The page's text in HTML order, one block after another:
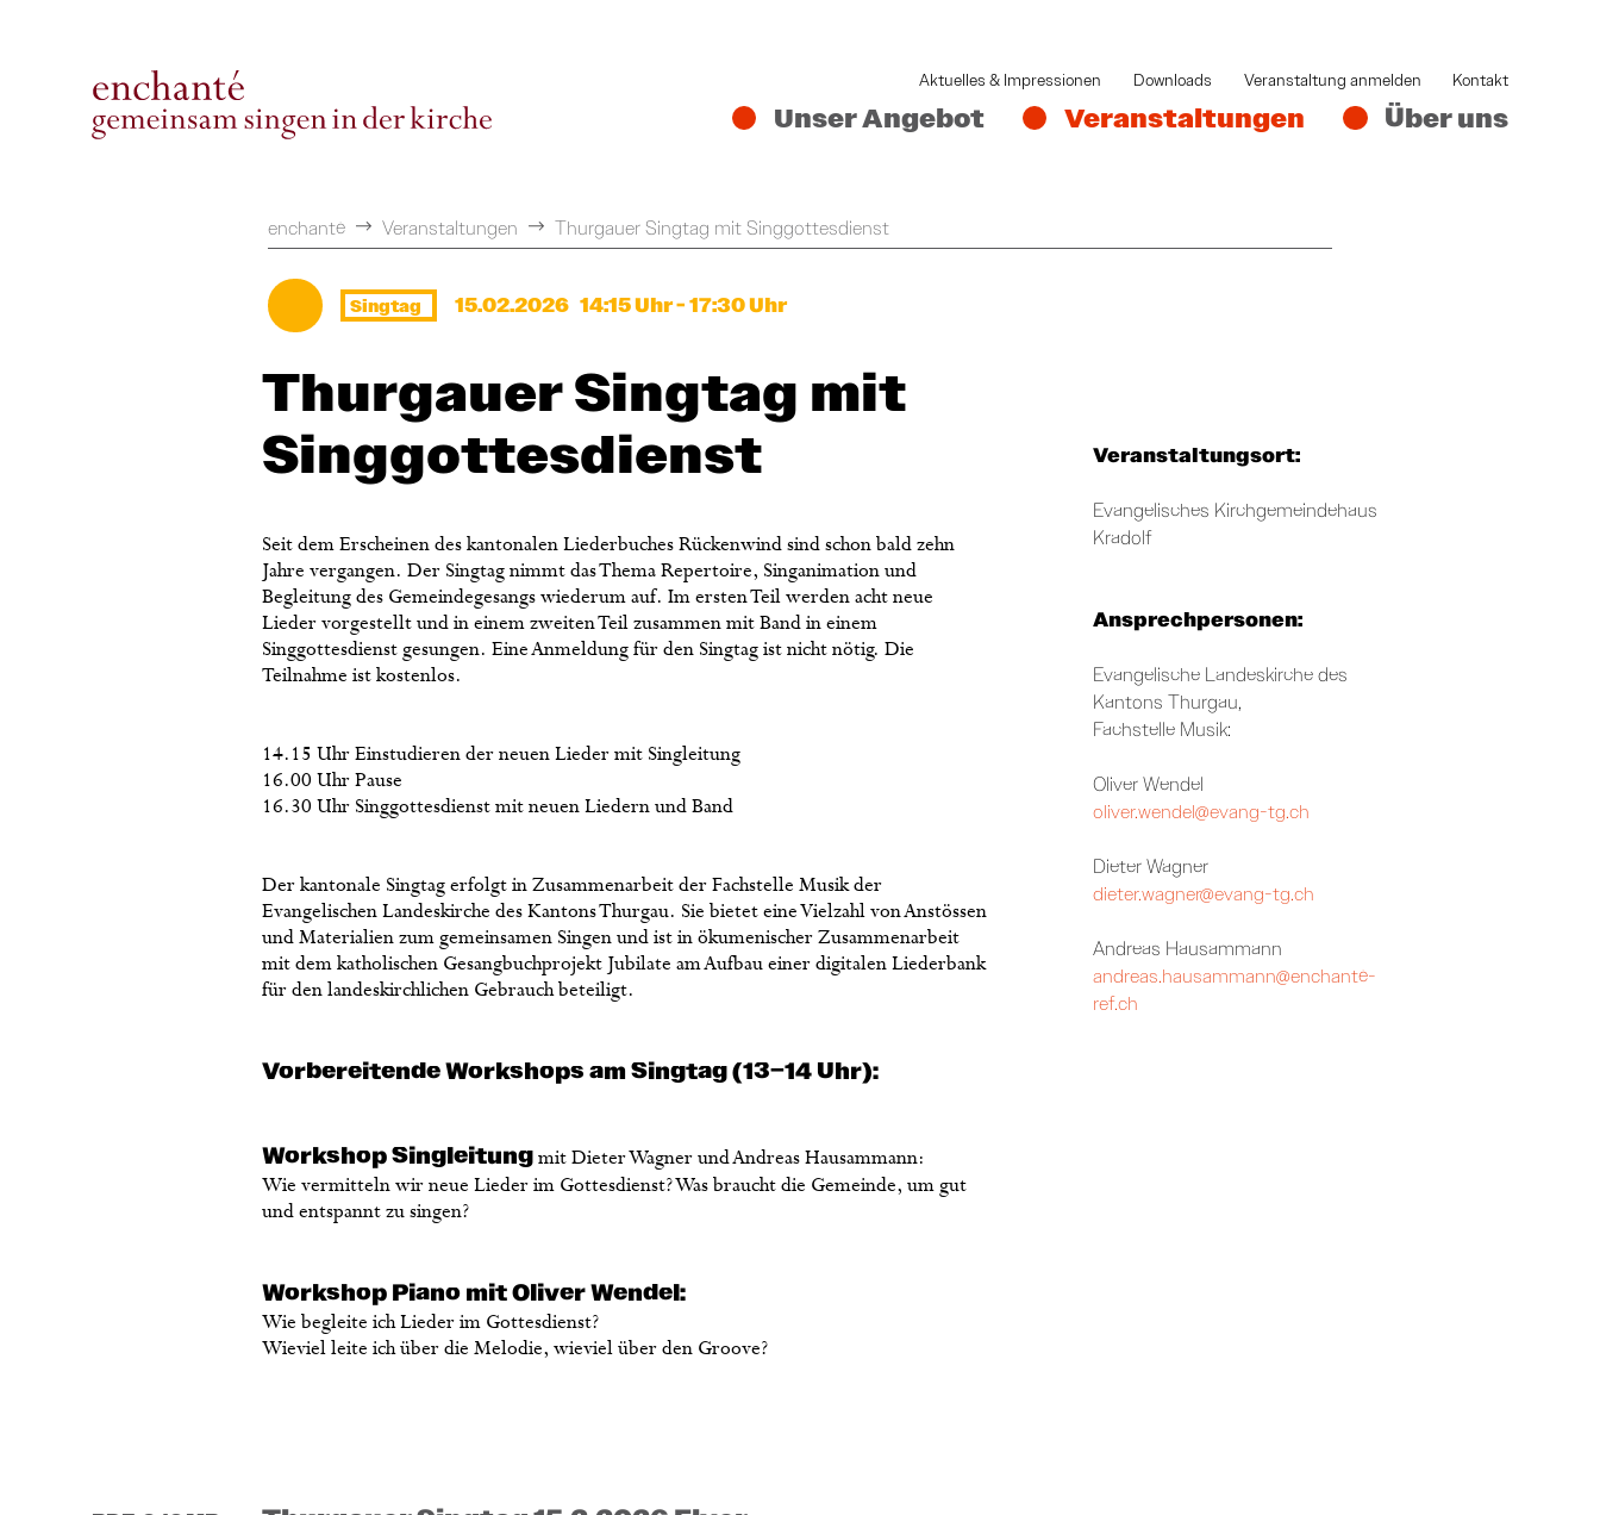
Aktuelles & Impressionen Downloads Veranstaltung anmelden Kontakt
Unser Angebot Veranstaltungen Über uns
enchanté Veranstaltungen Thurgauer Singtag mit Singgottesdienst
Singtag 15.02.2026 14:15 Uhr - 17:30 Uhr
Thurgauer Singtag mit
Singgottesdienst
Seit dem Erscheinen des kantonalen Liederbuches Rückenwind sind schon bald zehn
Jahre vergangen. Der Singtag nimmt das Thema Repertoire, Singanimation und
Begleitung des Gemeindegesangs wiederum auf. Im ersten Teil werden acht neue
Lieder vorgestellt und in einem zweiten Teil zusammen mit Band in einem
Singgottesdienst gesungen. Eine Anmeldung für den Singtag ist nicht nötig. Die
Teilnahme ist kostenlos.
14.15 Uhr Einstudieren der neuen Lieder mit Singleitung
16.00 Uhr Pause
16.30 Uhr Singgottesdienst mit neuen Liedern und Band
Der kantonale Singtag erfolgt in Zusammenarbeit der Fachstelle Musik der
Evangelischen Landeskirche des Kantons Thurgau. Sie bietet eine Vielzahl von Anstössen
und Materialien zum gemeinsamen Singen und ist in ökumenischer Zusammenarbeit
mit dem katholischen Gesangbuchprojekt Jubilate am Aufbau einer digitalen Liederbank
für den landeskirchlichen Gebrauch beteiligt.
Vorbereitende Workshops am Singtag (13–14 Uhr):
Workshop Singleitungmit Dieter Wagner und Andreas Hausammann:
Wie vermitteln wir neue Lieder im Gottesdienst? Was braucht die Gemeinde, um gut
und entspannt zu singen?
Workshop Piano mit Oliver Wendel:
Wie begleite ich Lieder im Gottesdienst?
Wieviel leite ich über die Melodie, wieviel über den Groove?
Veranstaltungsort:
Evangelisches Kirchgemeindehaus
Kradolf
Ansprechpersonen:
Evangelische Landeskirche des
Kantons Thurgau,
Fachstelle Musik:
Oliver Wendel
oliver.wendel@evang-tg.ch
Dieter Wagner
dieter.wagner@evang-tg.ch
Andreas Hausammann
andreas.hausammann@enchanté-
ref.ch